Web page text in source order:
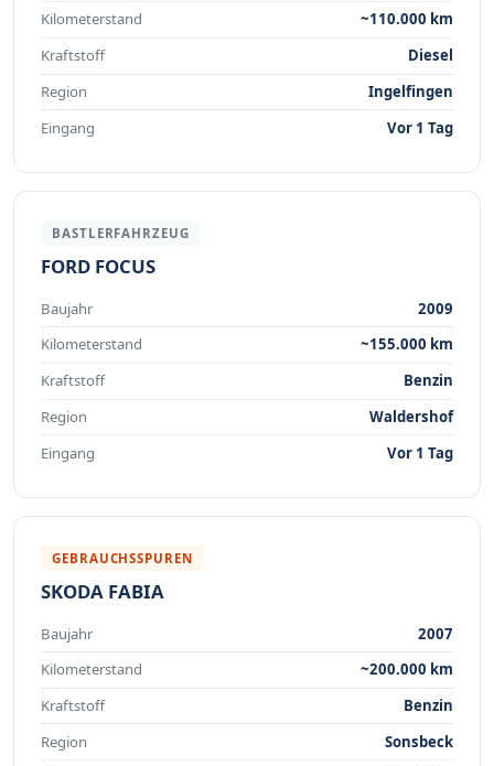
Kilometerstand
~110.000 km
Kraftstoff
Diesel
Region
Ingelfingen
Eingang
Vor 1 Tag
BASTLERFAHRZEUG
FORD FOCUS
Baujahr
2009
Kilometerstand
~155.000 km
Kraftstoff
Benzin
Region
Waldershof
Eingang
Vor 1 Tag
GEBRAUCHSSPUREN
SKODA FABIA
Baujahr
2007
Kilometerstand
~200.000 km
Kraftstoff
Benzin
Region
Sonsbeck